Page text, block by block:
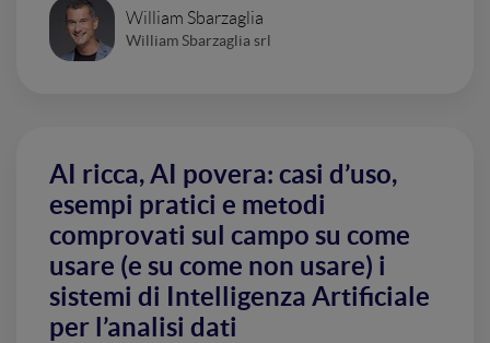
William Sbarzaglia
William Sbarzaglia srl
AI ricca, AI povera: casi d’uso,
esempi pratici e metodi
comprovati sul campo su come
usare (e su come non usare) i
sistemi di Intelligenza Artificiale
per l’analisi dati